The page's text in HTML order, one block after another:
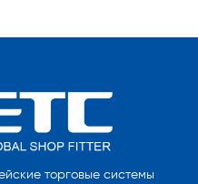
торговые системы